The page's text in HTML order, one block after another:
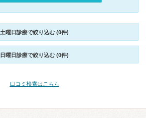
土曜日診療で絞り込む (0件)
日曜日診療で絞り込む (0件)
口コミ検索はこちら